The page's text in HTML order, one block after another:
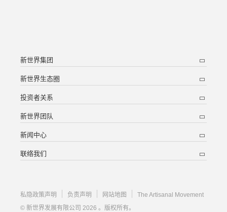
新世界集团
新世界生态圈
投资者关系
新世界团队
新闻中心
联络我们
私隐政策声明 负责声明 网站地图
The Artisanal Movement
© 新世界发展有限公司 2026 。版权所有。